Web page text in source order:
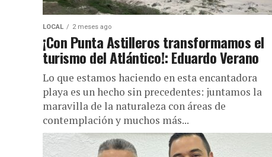
LOCAL 2 meses ago
¡Con Punta Astilleros transformamos el
turismo del Atlántico!: Eduardo Verano
Lo que estamos haciendo en esta encantadora
playa es un hecho sin precedentes: juntamos la
maravilla de la naturaleza con áreas de
contemplación y muchos más...